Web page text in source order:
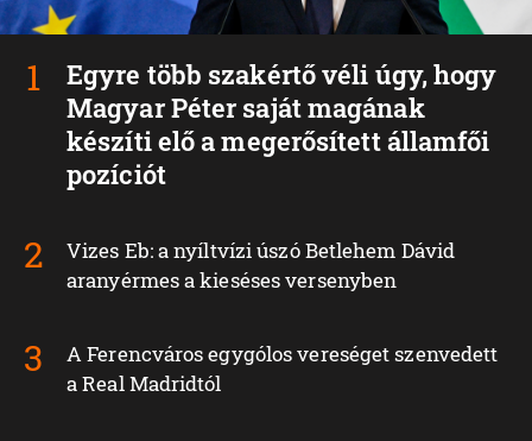
Egyre több szakértő véli úgy, hogy
Magyar Péter saját magának
készíti elő a megerősített államfői
pozíciót
Vizes Eb: a nyíltvízi úszó Betlehem Dávid
aranyérmes a kieséses versenyben
A Ferencváros egygólos vereséget szenvedett
a Real Madridtól